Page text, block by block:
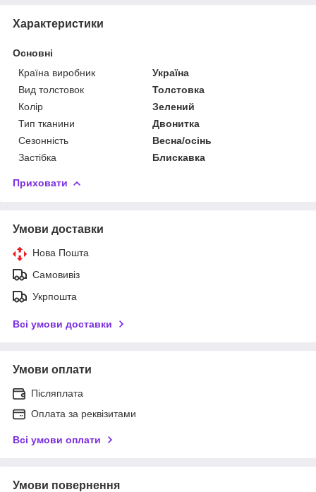
Характеристики
Основні
Країна виробник
Україна
Вид толстовок
Толстовка
Колір
Зелений
Тип тканини
Двонитка
Сезонність
Весна/осінь
Застібка
Блискавка
Приховати
Умови доставки
Нова Пошта
Самовивіз
Укрпошта
Всі умови доставки
Умови оплати
Післяплата
Оплата за реквізитами
Всі умови оплати
Умови повернення